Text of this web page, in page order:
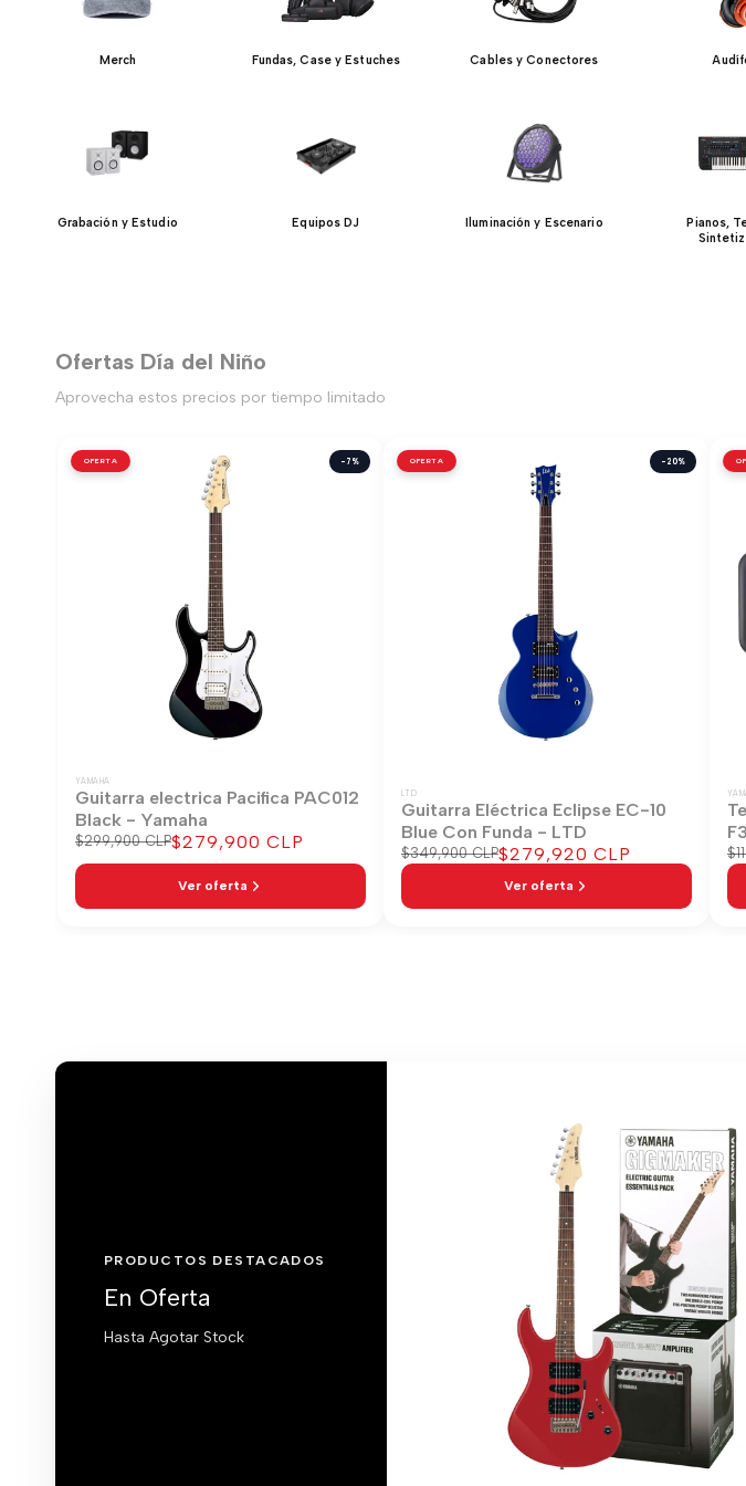
Merch Fundas, Case y Estuches Cables y Conectores
Grabación y Estudio Equipos DJ Iluminación y Escenario
Pianos,
Ofertas Día del Niño
Aprovecha estos precios por tiempo limitado
OFERTA -7%
YAMAHA
Guitarra electrica Pacifica PAC012
Black - Yamaha
Precio
$299,900 CLPPrecio
de
venta
$279,900 CLP
Ver oferta
OFERTA -20%
LTD
Guitarra Eléctrica Eclipse EC-10
Blue Con Funda - LTD
Precio
regular
$349,900 CLPPrecio
venta
$279,920 CLP
Ver oferta
PRODUCTOS DESTACADOS
En Oferta
Hasta Agotar Stock